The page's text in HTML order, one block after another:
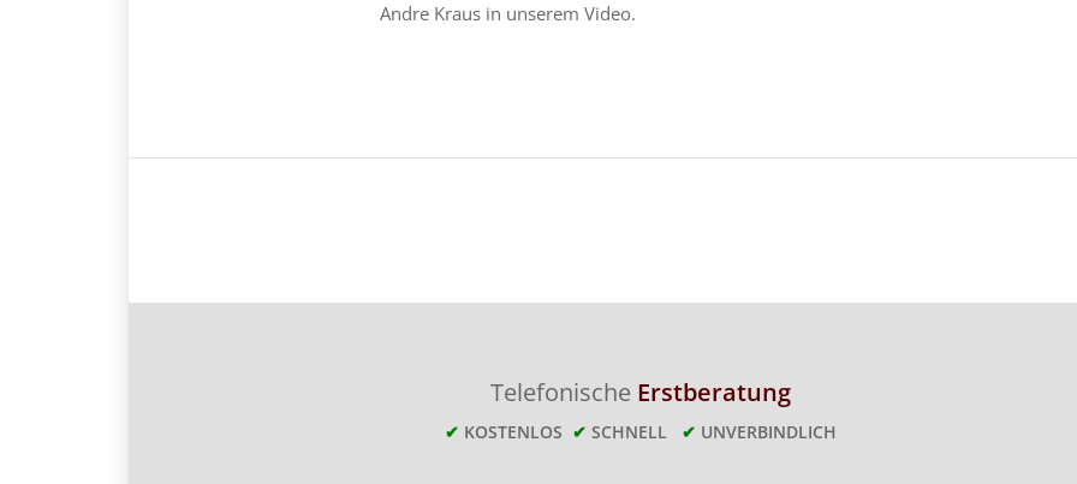
Andre Kraus in unserem Video.
Telefonische Erstberatung
✔ KOSTENLOS ✔ SCHNELL ✔ UNVERBINDLICH